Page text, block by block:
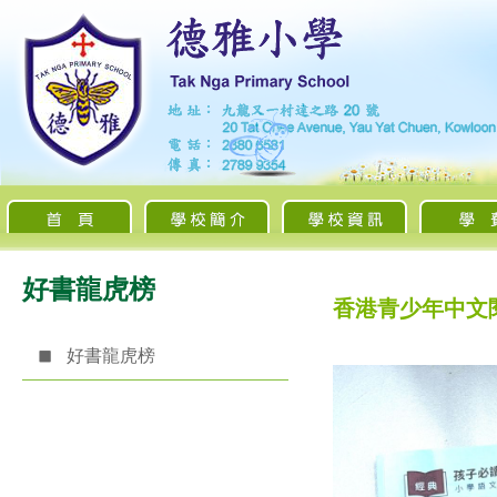
好書龍虎榜
好書龍虎榜
香港青少年中文